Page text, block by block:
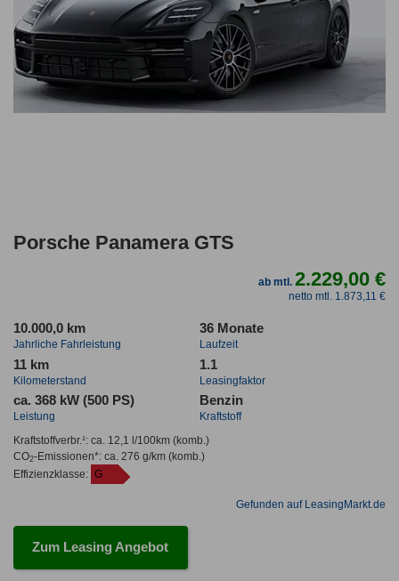
Porsche Panamera GTS
ab mtl.2.229,00 €
netto mtl. 1.873,11 €
10.000,0 km
Jahrliche Fahrleistung
36 Monate
Laufzeit
11 km
Kilometerstand
1.1
Leasingfaktor
ca. 368 kW (500 PS)
Leistung
Benzin
Kraftstoff
Kraftstoffverbr.¹: ca. 12,1 l/100km(komb.)
CO2-Emissionen*: ca. 276 g/km(komb.)
Effizienzklasse: G
Gefunden auf LeasingMarkt.de
Zum Leasing Angebot